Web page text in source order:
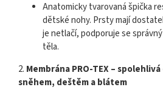
Anatomicky tvarovaná špička
dětské nohy. Prsty mají
je netlačí, podporuje se
těla.
2. Membrána PRO-TEX –
sněhem, deštěm a blátem